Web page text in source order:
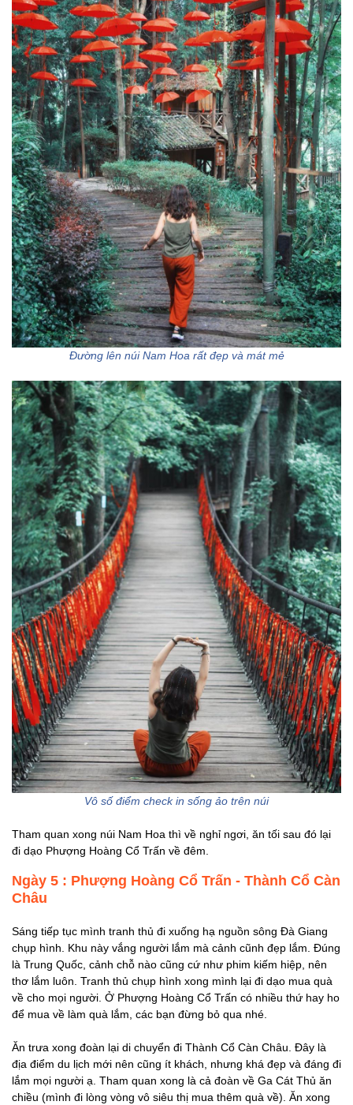
Đường lên núi Nam Hoa rất đẹp và mát mẻ
Vô số điểm check in sống ảo trên núi
Tham quan xong núi Nam Hoa thì về nghỉ ngơi, ăn tối sau đó lại
đi dạo Phượng Hoàng Cổ Trấn về đêm.
Ngày 5 : Phượng Hoàng Cổ Trấn - Thành Cổ Càn
Châu
Sáng tiếp tục mình tranh thủ đi xuống hạ nguồn sông Đà Giang
chụp hình. Khu này vắng người lắm mà cảnh cũnh đẹp lắm. Đúng
là Trung Quốc, cảnh chỗ nào cũng cứ như phim kiếm hiệp, nên
thơ lắm luôn. Tranh thủ chụp hình xong mình lại đi dạo mua quà
về cho mọi người. Ở Phượng Hoàng Cổ Trấn có nhiều thứ hay ho
để mua về làm quà lắm, các bạn đừng bỏ qua nhé.
Ăn trưa xong đoàn lại di chuyển đi Thành Cổ Càn Châu. Đây là
địa điểm du lịch mới nên cũng ít khách, nhưng khá đẹp và đáng đi
lắm mọi người ạ. Tham quan xong là cả đoàn về Ga Cát Thủ ăn
chiều (mình đi lòng vòng vô siêu thị mua thêm quà về). Ăn xong